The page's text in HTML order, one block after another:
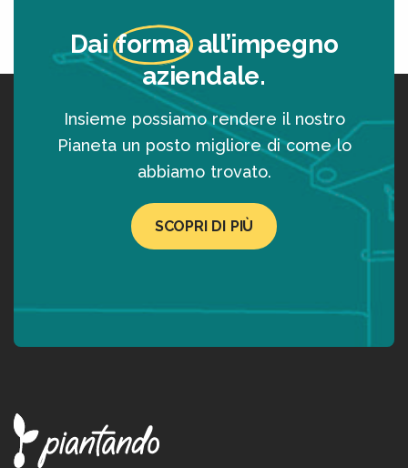
Daiformaall’impegno
aziendale.
Insieme possiamo rendere il nostro
Pianeta un posto migliore di come lo
abbiamo trovato.
SCOPRI DI PIÙ